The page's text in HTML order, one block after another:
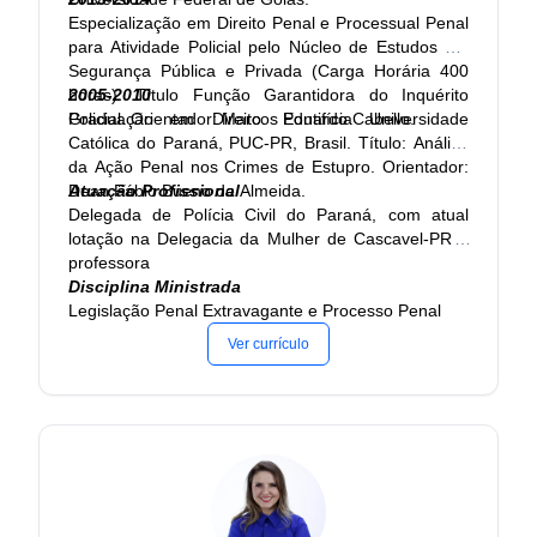
2001 - 2005
Graduação em Direito. Universidade Paranaense,
UNIPAR, Umuarama, Brasil Título: Responsabilidade
Civil, Ano de obtenção: 2005 Orientador: Sergio
Tadeu Covre Martinez
1990 - 1993
Graduação em Administração. Universidade Vale do
Rio Verde de Três Corações, UNINCOR, Tres
Coracoes, Brasil
Especialização em Direito Penal e Processual Penal
para Atividade Policial pelo Núcleo de Estudos em
Segurança Pública e Privada (Carga Horária 400
horas). Título Função Garantidora do Inquérito
Policial. Orientador: Marcos Eduardo Cabello.
2005-2010
Graduação em Direito. Pontifícia Universidade
Católica do Paraná, PUC-PR, Brasil. Título: Análise
da Ação Penal nos Crimes de Estupro. Orientador:
Dean Fábio Bueno de Almeida.
Atuação Profissional
Delegada de Polícia Civil do Paraná, com atual
lotação na Delegacia da Mulher de Cascavel-PR e
professora
Disciplina Ministrada
Legislação Penal Extravagante e Processo Penal
Ver currículo